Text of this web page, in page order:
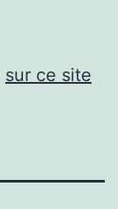
sur ce site